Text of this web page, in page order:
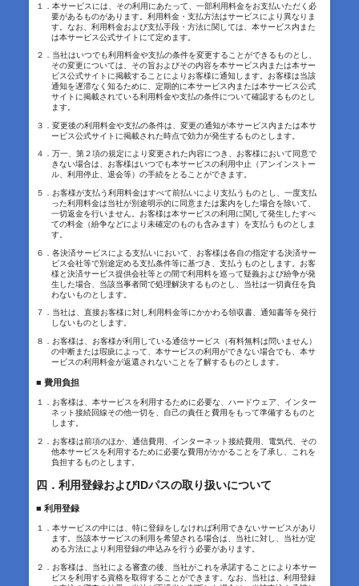
１．本サービスには、その利用にあたって、一部利用料金をお支払いただく必
要があるものがあります。利用料金・支払方法はサービスにより異なりま
す。なお、利用料金および支払手段・方法に関しては、本サービス内また
は本サービス公式サイトにて定めます。
２．当社はいつでも利用料金や支払の条件を変更することができるものとし、
その変更については、その旨およびその内容を本サービス内または本サー
ビス公式サイトに掲載することによりお客様に通知します。お客様は当該
通知を遅滞なく知るために、定期的に本サービス内または本サービス公式
サイトに掲載されている利用料金や支払の条件について確認するものとし
ます。
３．変更後の利用料金や支払の条件は、変更の通知が本サービス内または本サ
ービス公式サイトに掲載された時点で効力が発生するものとします。
４．万一、第２項の規定により変更された内容につき、お客様において同意で
きない場合は、お客様はいつでも本サービスの利用中止（アンインストー
ル、利用停止、退会等）の手続をとることができます。
５．お客様が支払う利用料金はすべて前払いにより支払うものとし、一度支払
った利用料金は当社が別途明示的に同意または案内をした場合を除いて、
一切返金を行いません。お客様は本サービスの利用に関して発生したすべ
ての料金（紛争などにより未確定のものも含みます）を支払うものとしま
す。
６．各決済サービスによる支払いにおいて、お客様は各自の指定する決済サー
ビス会社等で別途定める支払条件等に基づき、支払うものとします。お客
様と決済サービス提供会社等との間で利用料を巡って疑義および紛争が発
生した場合、当該当事者間で処理解決するものとし、当社は一切責任を負
わないものとします。
７．当社は、直接お客様に対し利用料金等にかかわる領収書、通知書等を発行
しないものとします。
８．お客様は、お客様が利用している通信サービス（有料無料は問いません）
の中断または瑕疵によって、本サービスの利用ができない場合でも、本サ
ービスの利用料金が返還されないことを了解するものとします。
■ 費用負担
１．お客様は、本サービスを利用するために必要な、ハードウェア、インター
ネット接続回線その他一切を、自己の責任と費用をもって準備するものと
します。
２．お客様は前項のほか、通信費用、インターネット接続費用、電気代、その
他本サービスを利用するために必要な費用がかかることを了承し、これを
負担するものとします。
四．利用登録およびIDパスの取り扱いについて
■ 利用登録
１．本サービスの中には、特に登録をしなければ利用できないサービスがあり
ます。当該本サービスの利用を希望される場合は、当社に対し、当社が定
める方法により利用登録の申込みを行う必要があります。
２．お客様は、当社による審査の後、当社がこれを承諾することにより本サー
ビスを利用する資格を取得することができます。なお、当社は、利用登録